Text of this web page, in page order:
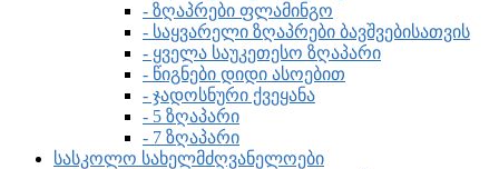
- ზღაპრები ფლამინგო
- საყვარელი ზღაპრები ბავშვებისათვის
- ყველა საუკეთესო ზღაპარი
- წიგნები დიდი ასოებით
- ჯადოსნური ქვეყანა
- 5 ზღაპარი
- 7 ზღაპარი
სასკოლო სახელმძღვანელოები